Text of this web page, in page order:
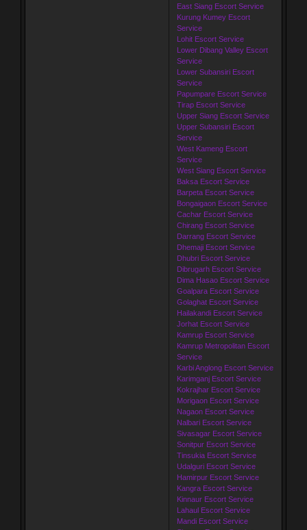
East Siang Escort Service
Kurung Kumey Escort
Service
Lohit Escort Service
Lower Dibang Valley Escort
Service
Lower Subansiri Escort
Service
Papumpare Escort Service
Tirap Escort Service
Upper Siang Escort Service
Upper Subansiri Escort
Service
West Kameng Escort
Service
West Siang Escort Service
Baksa Escort Service
Barpeta Escort Service
Bongaigaon Escort Service
Cachar Escort Service
Chirang Escort Service
Darrang Escort Service
Dhemaji Escort Service
Dhubri Escort Service
Dibrugarh Escort Service
Dima Hasao Escort Service
Goalpara Escort Service
Golaghat Escort Service
Hailakandi Escort Service
Jorhat Escort Service
Kamrup Escort Service
Kamrup Metropolitan Escort
Service
Karbi Anglong Escort Service
Karimganj Escort Service
Kokrajhar Escort Service
Morigaon Escort Service
Nagaon Escort Service
Nalbari Escort Service
Sivasagar Escort Service
Sonitpur Escort Service
Tinsukia Escort Service
Udalguri Escort Service
Hamirpur Escort Service
Kangra Escort Service
Kinnaur Escort Service
Lahaul Escort Service
Mandi Escort Service